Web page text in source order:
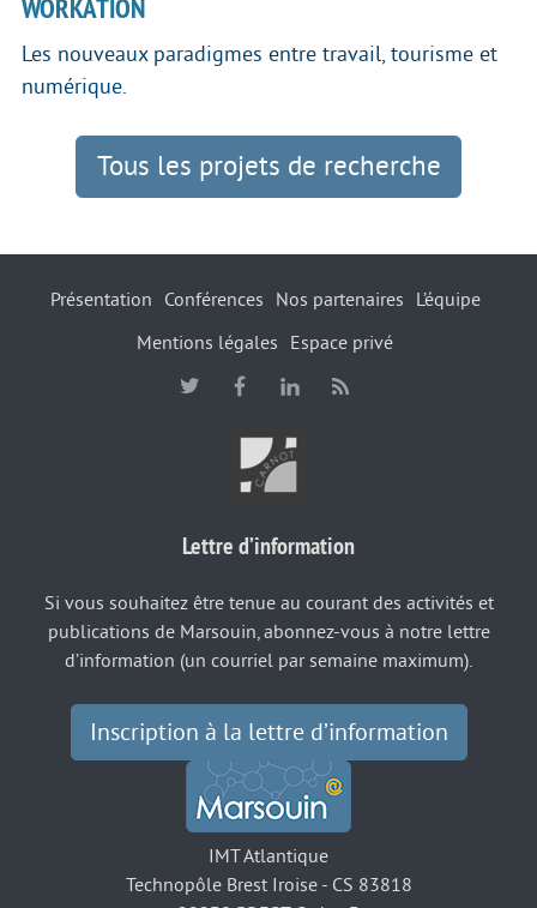
WORKATION
Les nouveaux paradigmes entre travail, tourisme et
numérique.
Tous les projets de recherche
Présentation Conférences Nos partenaires
L’équipe
Mentions légales
Espace privé
Lettre d’information
Si vous souhaitez être tenue au courant des activités et
publications de Marsouin, abonnez-vous à notre lettre
d’information (un courriel par semaine maximum).
Inscription à la lettre d’information
IMT Atlantique
Technopôle Brest Iroise - CS 83818